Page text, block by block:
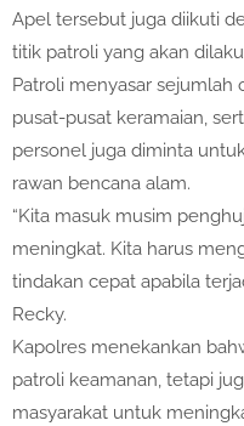
Apel tersebut juga diikuti
titik patroli yang akan
Patroli menyasar sejumlah
pusat-pusat keramaian,
personel juga diminta
rawan bencana alam.
“Kita masuk musim
meningkat. Kita harus
tindakan cepat apabila
Recky.
Kapolres menekankan
patroli keamanan, tetapi
masyarakat untuk